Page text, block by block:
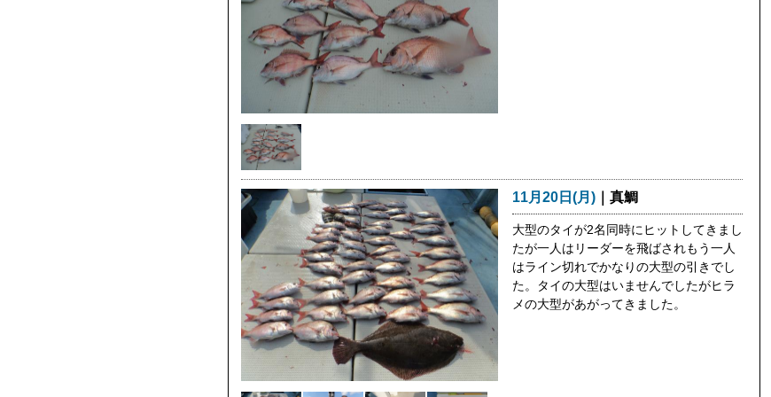
11月20日(月) ｜真鯛
大型のタイが2名同時にヒットしてきまし
たが一人はリーダーを飛ばされもう一人
はライン切れでかなりの大型の引きでし
た。タイの大型はいませんでしたがヒラ
メの大型があがってきました。